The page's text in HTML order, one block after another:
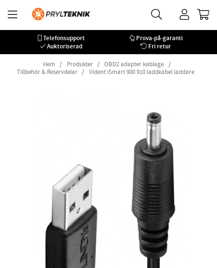
Telefonsupport
Prova-på-garanti
Auktoriserad
Fri retur
Hem Produkter
OBD2 adapter kablage
Tillbehör & Reservdelar
Vident iSmart 900 910 laddkabel laddare